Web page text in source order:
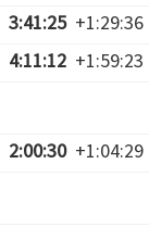
3:41:25 +1:29:36
4:11:12 +1:59:23
2:00:30 +1:04:29